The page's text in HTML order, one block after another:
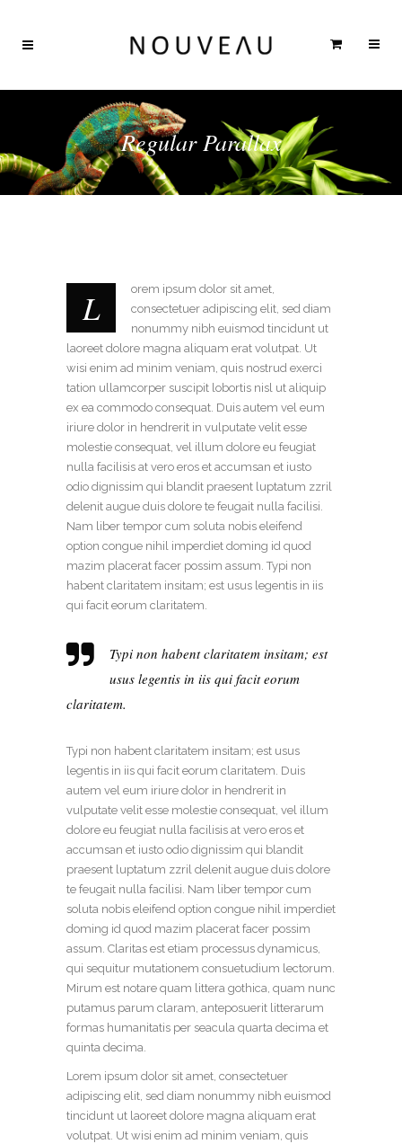
Regular Parallax
L
orem ipsum dolor sit amet,
consectetuer adipiscing elit, sed diam
nonummy nibh euismod tincidunt ut
laoreet dolore magna aliquam erat volutpat. Ut
wisi enim ad minim veniam, quis nostrud exerci
tation ullamcorper suscipit lobortis nisl ut aliquip
ex ea commodo consequat. Duis autem vel eum
iriure dolor in hendrerit in vulputate velit esse
molestie consequat, vel illum dolore eu feugiat
nulla facilisis at vero eros et accumsan et iusto
odio dignissim qui blandit praesent luptatum zzril
delenit augue duis dolore te feugait nulla facilisi.
Nam liber tempor cum soluta nobis eleifend
option congue nihil imperdiet doming id quod
mazim placerat facer possim assum. Typi non
habent claritatem insitam; est usus legentis in iis
qui facit eorum claritatem.
Typi non habent claritatem insitam; est
usus legentis in iis qui facit eorum
claritatem.
Typi non habent claritatem insitam; est usus
legentis in iis qui facit eorum claritatem. Duis
autem vel eum iriure dolor in hendrerit in
vulputate velit esse molestie consequat, vel illum
dolore eu feugiat nulla facilisis at vero eros et
accumsan et iusto odio dignissim qui blandit
praesent luptatum zzril delenit augue duis dolore
te feugait nulla facilisi. Nam liber tempor cum
soluta nobis eleifend option congue nihil imperdiet
doming id quod mazim placerat facer possim
assum. Claritas est etiam processus dynamicus,
qui sequitur mutationem consuetudium lectorum.
Mirum est notare quam littera gothica, quam nunc
putamus parum claram, anteposuerit litterarum
formas humanitatis per seacula quarta decima et
quinta decima.
Lorem ipsum dolor sit amet, consectetuer
adipiscing elit, sed diam nonummy nibh euismod
tincidunt ut laoreet dolore magna aliquam erat
volutpat. Ut wisi enim ad minim veniam, quis